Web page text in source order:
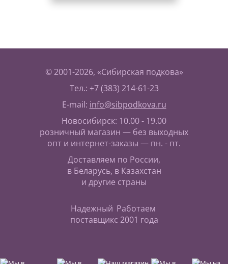
© 2001-2026, «Сибирская подкова»
Тел.: +7 (383) 214-61-23
E-mail: info@sibpodkova.ru
Новосибирск: 10.00 - 19.00
розничный магазин — без выходных
опт и интернет-заказы — пн. - пт.
Доставляем по России,
в Беларусь, в Казахстан
и другие страны
Надежный
поставщик
Работаем
с 2001 года